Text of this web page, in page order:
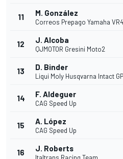
11 M. González
Correos Prepago Yamaha
12 J. Alcoba
QJMOTOR Gresini Moto2
13 D. Binder
Liqui Moly Husqvarna Intact GP
14 F. Aldeguer
CAG Speed Up
15 A. López
CAG Speed Up
16 J. Roberts